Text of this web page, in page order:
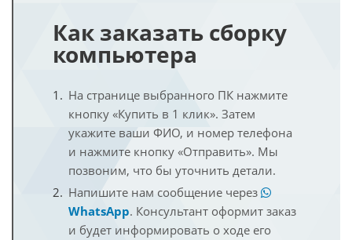
Как заказать сборку
компьютера
На странице выбранного ПК нажмите
кнопку «Купить в 1 клик». Затем
укажите ваши ФИО, и номер телефона
и нажмите кнопку «Отправить». Мы
позвоним, что бы уточнить детали.
Напишите нам сообщение через
WhatsApp. Консультант оформит заказ
и будет информировать о ходе его